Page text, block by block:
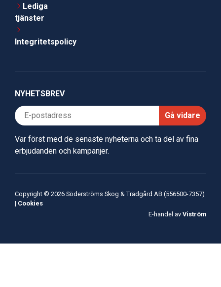
Lediga
tjänster
Integritetspolicy
NYHETSBREV
Gå vidare
Var först med de senaste nyheterna och ta del av fina
erbjudanden och kampanjer.
Copyright © 2026 Söderströms Skog & Trädgård AB (556500-7357)
| Cookies
E-handel av Viström